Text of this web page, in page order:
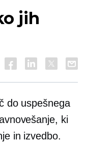
jih
do uspešnega
ki
in izvedbo.